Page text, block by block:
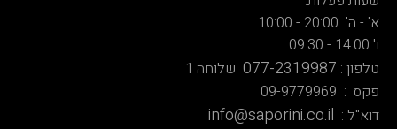
א' - ה' 20:00 - 10:00
ו' 14:00 - 09:30
טלפון : 077-2319987 שלוחה 1
פקס : 09-9779969
דוא"ל : info@saporini.co.il